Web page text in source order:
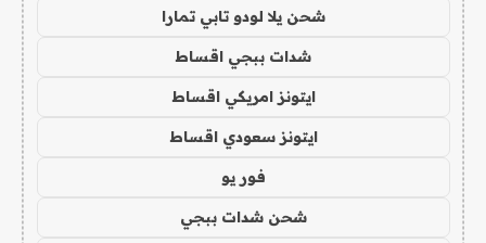
شحن يلا لودو تابي تمارا
شدات ببجي اقساط
ايتونز امريكي اقساط
ايتونز سعودي اقساط
فور يو
شحن شدات ببجي